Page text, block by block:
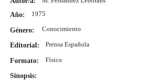
Año:
1975
Género: Conocimiento
Prensa Española
Editorial:
Formato: Físico
Sinopsis: